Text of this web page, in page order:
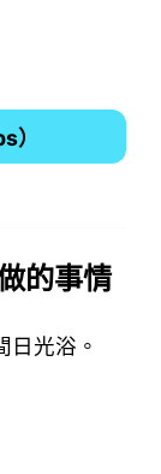
）
的事情
光浴。